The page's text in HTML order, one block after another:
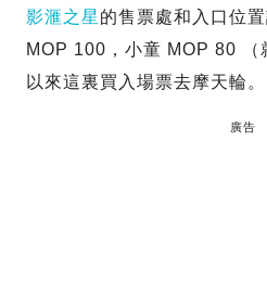
影滙之星 的售票處和入口位
MOP 100，小童 MOP 80 （
以來這裏買入場票去摩天輪。
廣告